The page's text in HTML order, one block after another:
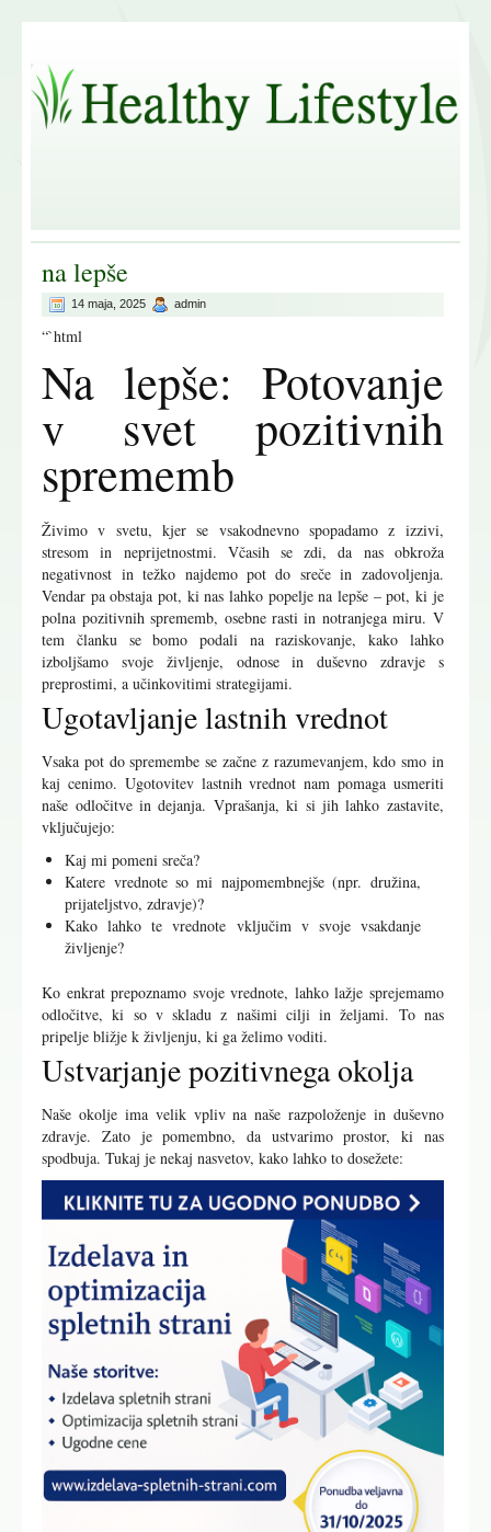
na lepše
14 maja, 2025 admin
“`html
Na lepše: Potovanje
v svet pozitivnih
sprememb
Živimo v svetu, kjer se vsakodnevno spopadamo z izzivi,
stresom in neprijetnostmi. Včasih se zdi, da nas obkroža
negativnost in težko najdemo pot do sreče in zadovoljenja.
Vendar pa obstaja pot, ki nas lahko popelje na lepše – pot, ki je
polna pozitivnih sprememb, osebne rasti in notranjega miru. V
tem članku se bomo podali na raziskovanje, kako lahko
izboljšamo svoje življenje, odnose in duševno zdravje s
preprostimi, a učinkovitimi strategijami.
Ugotavljanje lastnih vrednot
Vsaka pot do spremembe se začne z razumevanjem, kdo smo in
kaj cenimo. Ugotovitev lastnih vrednot nam pomaga usmeriti
naše odločitve in dejanja. Vprašanja, ki si jih lahko zastavite,
vključujejo:
Kaj mi pomeni sreča?
Katere vrednote so mi najpomembnejše (npr. družina,
prijateljstvo, zdravje)?
Kako lahko te vrednote vključim v svoje vsakdanje
življenje?
Ko enkrat prepoznamo svoje vrednote, lahko lažje sprejemamo
odločitve, ki so v skladu z našimi cilji in željami. To nas
pripelje bližje k življenju, ki ga želimo voditi.
Ustvarjanje pozitivnega okolja
Naše okolje ima velik vpliv na naše razpoloženje in duševno
zdravje. Zato je pomembno, da ustvarimo prostor, ki nas
spodbuja. Tukaj je nekaj nasvetov, kako lahko to dosežete: